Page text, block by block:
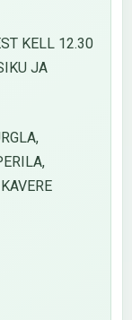
KELL 12.30
JA